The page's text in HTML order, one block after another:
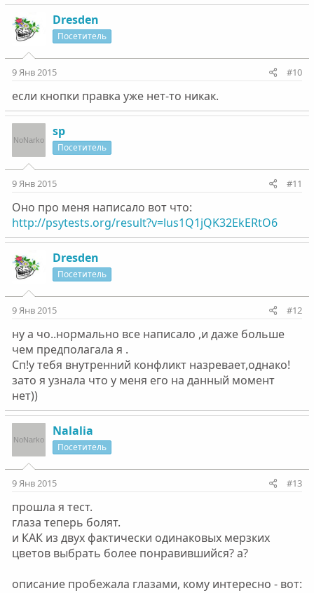
Dresden
Посетитель
9 Янв 2015 #10
если кнопки правка уже нет-то никак.
sp
Посетитель
9 Янв 2015 #11
Оно про меня написало вот что:
http://psytests.org/result?v=lus1Q1jQK32EkERtO6
Dresden
Посетитель
9 Янв 2015 #12
ну а чо..нормально все написало ,и даже больше
чем предполагала я .
Сп!у тебя внутренний конфликт назревает,однако!
зато я узнала что у меня его на данный момент
нет))
Nalalia
Посетитель
9 Янв 2015 #13
прошла я тест.
глаза теперь болят.
и КАК из двух фактически одинаковых мерзких
цветов выбрать более понравившийся? а?
описание пробежала глазами, кому интересно - вот: